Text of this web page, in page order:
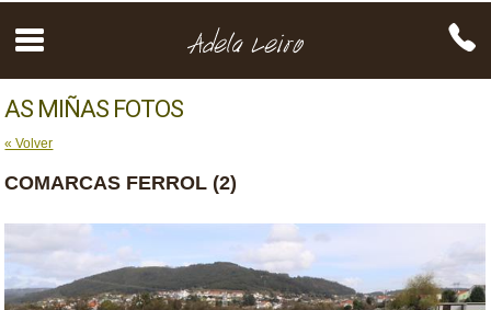
AS MIÑAS FOTOS
« Volver
COMARCAS FERROL (2)